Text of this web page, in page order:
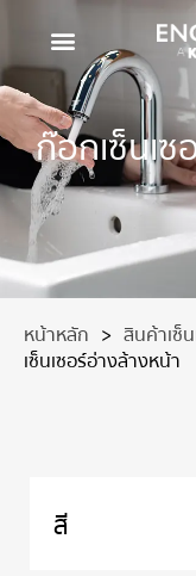
ก๊อกเซ็นเ
หน้าหลัก > สินค้าเซ็
เซ็นเซอร์อ่างล้างหน้า
สี